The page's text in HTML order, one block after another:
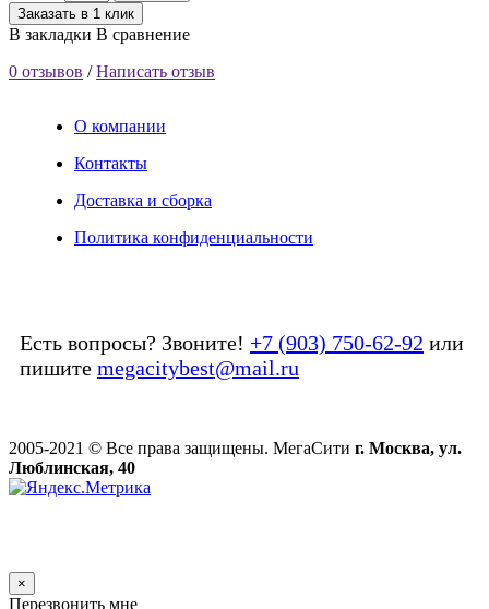
Заказать в 1 клик
В закладки В сравнение
0 отзывов /Написать отзыв
О компании
Контакты
Доставка и сборка
Политика конфиденциальности
Есть вопросы? Звоните! +7 (903) 750-62-92 или
пишите megacitybest@mail.ru
2005-2021 © Все права защищены. МегаСити г. Москва, ул.
Люблинская, 40
×
Перезвонить мне